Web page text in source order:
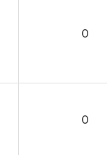
0
0